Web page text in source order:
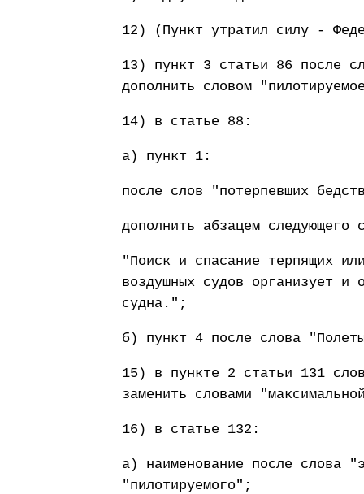
12) (Пункт утратил силу -
13) пункт 3 статьи 86 после
дополнить словом
14) в статье 88:
а) пункт 1:
после слов "потерпевших
дополнить абзацем следующего
"Поиск и спасание терпящих
воздушных судов организует и
судна.";
б) пункт 4 после слова
15) в пункте 2 статьи 131
заменить словами
16) в статье 132:
а) наименование после слова
"пилотируемого";